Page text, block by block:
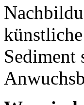
Sediment